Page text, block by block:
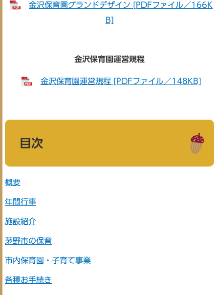
金沢保育園グランドデザイン [PDFファイル／166K
B]
金沢保育園運営規程
金沢保育園運営規程 [PDFファイル／148KB]
目次
概要
年間行事
施設紹介
茅野市の保育
市内保育園・子育て事業
各種お手続き